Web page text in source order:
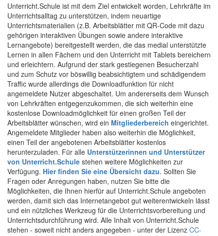
Unterricht.Schule ist mit dem Ziel entwickelt worden, Lehrkräfte im
Unterrichtsalltag zu unterstützen, indem neuartige
Unterrichtsmaterialien (z.B. Arbeitsblätter mit QR-Code mit dazu
gehörigen interaktiven Übungen sowie andere interaktive
Lernangebote) bereitgestellt werden, die das medial unterstützte
Lernen in allen Fächern und den Unterricht mit Tablets bereichern
und erleichtern. Aufgrund der stark gestiegenen Besucherzahl
und zum Schutz vor böswillig beabsichtigtem und schädigendem
Traffic wurde allerdings die Downloadfunktion für nicht
angemeldete Nutzer abgeschaltet. Um andererseits dem Wunsch
von Lehrkräften entgegenzukommen, die sich weiterhin eine
kostenlose Downloadmöglichkeit für einen großen Teil der
Arbeitsblätter wünschen, wird ein Mitgliederbereich eingerichtet.
Angemeldete Mitglieder haben also weiterhin die Möglichkeit,
einen Teil der angebotenen Arbeitsblätter kostenlos
herunterzuladen. Für alle Unterstützerinnen und Unterstützer
von Unterricht.Schule stehen weitere Möglichkeiten zur
Verfügung. Hier finden Sie eine Übersicht dazu. Sollten Sie
Fragen oder Anregungen haben, nutzen Sie bitte die
Möglichkeiten, die Ihnen hierfür auf Unterricht.Schule angeboten
werden, damit sich das Internetangebot gut weiterentwickeln lässt
und ein nützliches Werkzeug für die Unterrichtsvorbereitung und
Unterrichtsdurchführung wird. Alle Inhalt von Unterricht.Schule
stehen - soweit nicht anders angegeben - unter der Lizenz CC-